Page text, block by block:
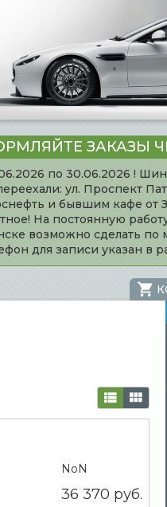
ЗАКАЗЫ
по 30.06.2026 !
ул. Проспект
и бывшим кафе от
На постоянную
возможно сделать по
для записи указан
NoN
36 370 руб.